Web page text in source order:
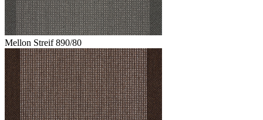
Mellon Streif 890/80